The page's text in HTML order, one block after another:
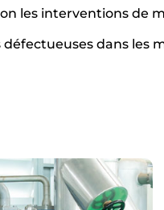
les interventions de
dans les